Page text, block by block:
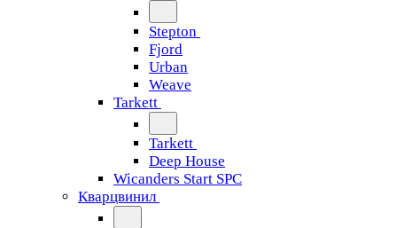
Stepton
Fjord
Urban
Weave
Tarkett
Tarkett
Deep House
Wicanders Start SPC
Кварцвинил